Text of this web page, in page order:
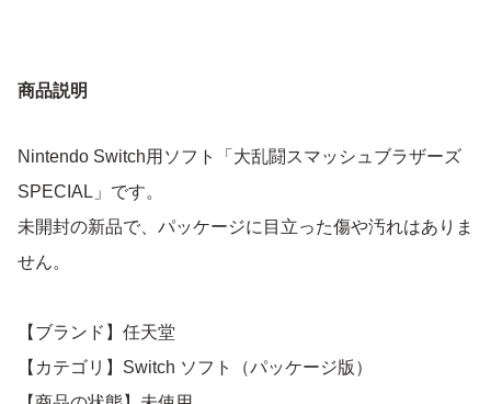
商品説明
Nintendo Switch用ソフト「大乱闘スマッシュブラザーズ
SPECIAL」です。
未開封の新品で、パッケージに目立った傷や汚れはありま
せん。
【ブランド】任天堂
【カテゴリ】Switch ソフト（パッケージ版）